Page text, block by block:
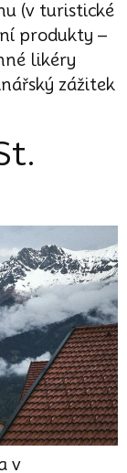
(v turistické
produkty –
likéry
zážitek
v